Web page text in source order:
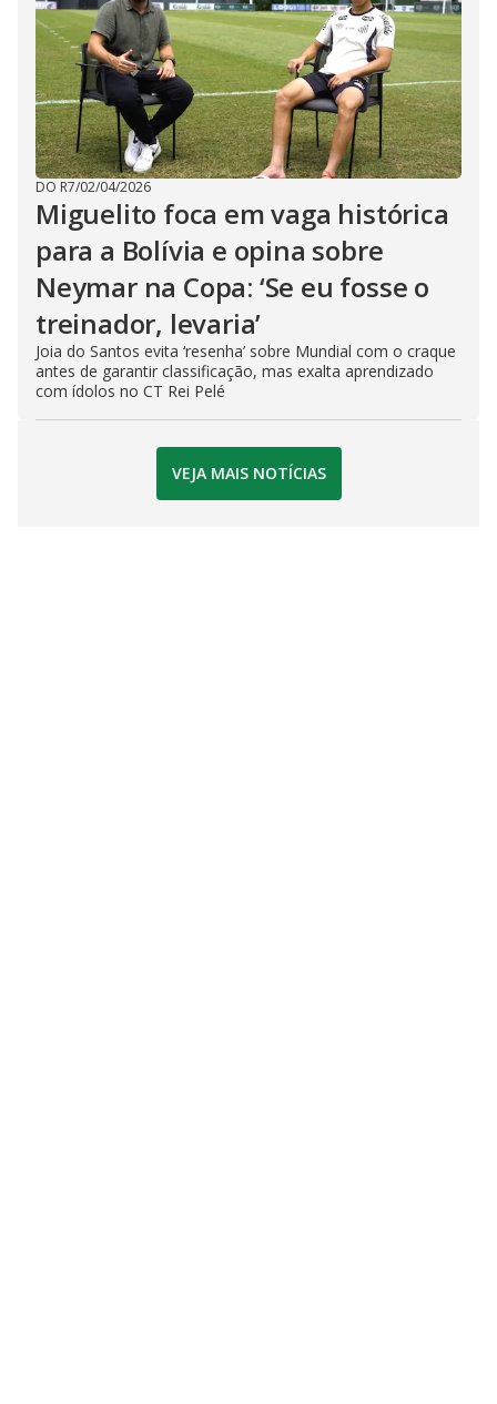
DO R7/02/04/2026
Miguelito foca em vaga histórica
para a Bolívia e opina sobre
Neymar na Copa: ‘Se eu fosse o
treinador, levaria’
Joia do Santos evita ‘resenha’ sobre Mundial com o craque
antes de garantir classificação, mas exalta aprendizado
com ídolos no CT Rei Pelé
VEJA MAIS NOTÍCIAS